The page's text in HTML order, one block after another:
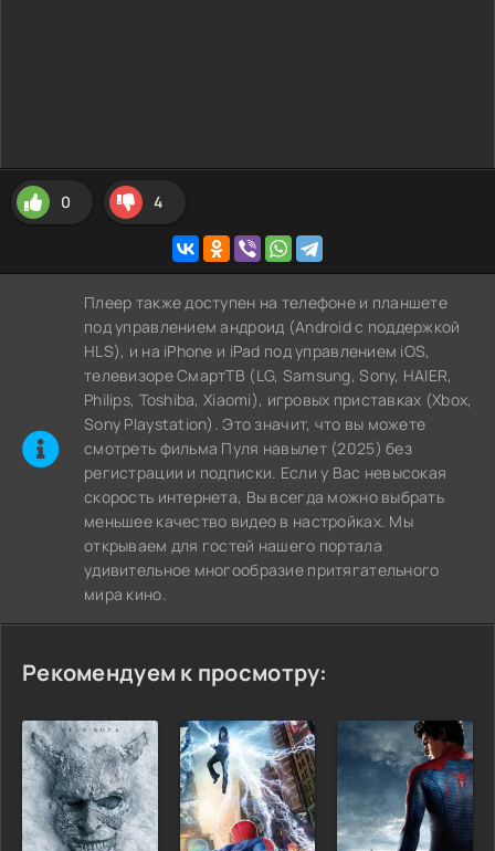
0 4
Плеер также доступен на телефоне и планшете
под управлением андроид (Android с поддержкой
HLS), и на iPhone и iPad под управлением iOS,
телевизоре СмартТВ (LG, Samsung, Sony, HAIER,
Philips, Toshiba, Xiaomi), игровых приставках (Xbox,
Sony Playstation). Это значит, что вы можете
cмотреть фильма Пуля навылет (2025) без
регистрации и подписки. Если у Вас невысокая
скорость интернета, Вы всегда можно выбрать
меньшее качество видео в настройках. Мы
открываем для гостей нашего портала
удивительное многообразие притягательного
мира кино.
Рекомендуем к просмотру: